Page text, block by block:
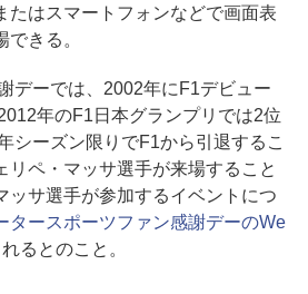
たはスマートフォンなどで画面表
きる。
デーでは、2002年にF1デビュー
年のF1日本グランプリでは2位
シーズン限りでF1から引退するこ
リペ・マッサ選手が来場すること
ッサ選手が参加するイベントにつ
タースポーツファン感謝デーのWe
るとのこと。